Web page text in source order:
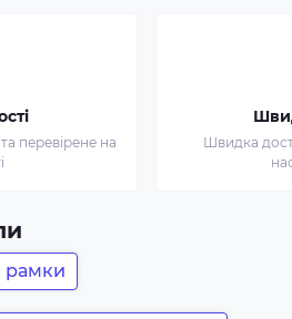
перевірене на
Швидка
рамки